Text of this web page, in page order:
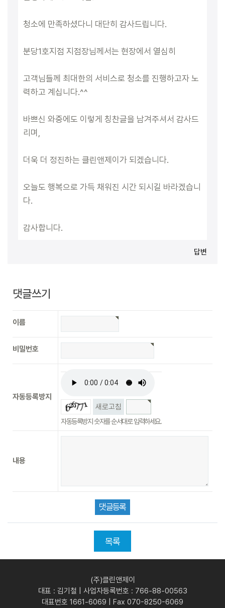
청소에 만족하셨다니 대단히 감사드립니다.
분당1호지점 지점장님께서는 현장에서 열심히
고객님들께 최대한의 서비스로 청소를 진행하고자 노
력하고 계십니다.^^
바쁘신 와중에도 이렇게 칭찬글을 남겨주셔서 감사드
리며,
더욱 더 정진하는 클린앤제이가 되겠습니다.
오늘도 행복으로 가득 채워진 시간 되시길 바라겠습니
다.
감사합니다.
답변
댓글쓰기
이름
비밀번호
자동등록방지
새로고침
자동등록방지 숫자를 순서대로 입력하세요.
내용
목록
(주)클린앤제이
대표 : 김기철 | 사업자등록번호 : 766-88-00563
대표번호 1661-6069 | Fax 070-8250-6069